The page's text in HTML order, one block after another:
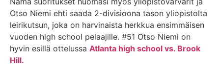
Otso Niemi ehti saada 2-divisioona tason yliopistolta
leirikutsun, joka on harvinaista herkkua ensimmäisen
vuoden high school pelaajille. #51 Otso Niemi on
hyvin esillä ottelussa Atlanta high school vs. Brook
Hill.